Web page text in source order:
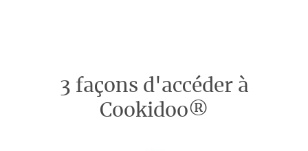
3 façons d'accéder à
Cookidoo®